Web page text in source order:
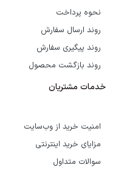
نحوه پرداخت
روند ارسال سفارش
روند پیگیری سفارش
روند بازگشت محصول
خدمات مشتریان
امنیت خرید از وب‌سایت
مزایای خرید اینترنتی
سوالات متداول